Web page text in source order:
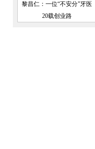
黎昌仁：一位“不安分”牙医
20载创业路